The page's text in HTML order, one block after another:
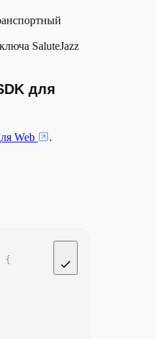
SaluteJazz
для
Web
.
{